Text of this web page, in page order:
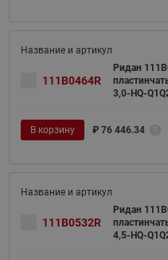
111B0464R
Ридан
3,0-HQ-
В корзину ₽ 76 446.34
111B0532R
Ридан
4,5-HQ-